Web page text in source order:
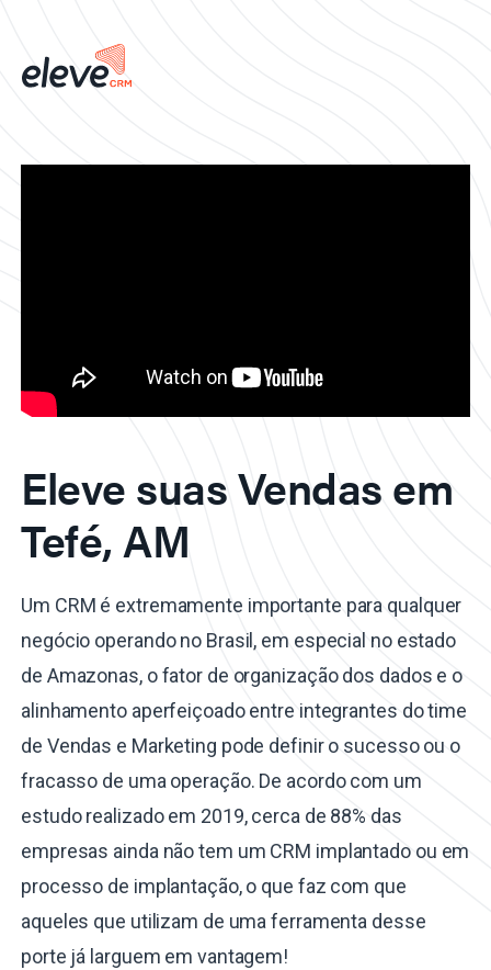
Eleve suas Vendas em
Tefé, AM
Um CRM é extremamente importante para qualquer
negócio operando no Brasil, em especial no estado
de Amazonas, o fator de organização dos dados e o
alinhamento aperfeiçoado entre integrantes do time
de Vendas e Marketing pode definir o sucesso ou o
fracasso de uma operação. De acordo com um
estudo realizado em 2019, cerca de 88% das
empresas ainda não tem um CRM implantado ou em
processo de implantação, o que faz com que
aqueles que utilizam de uma ferramenta desse
porte já larguem em vantagem!